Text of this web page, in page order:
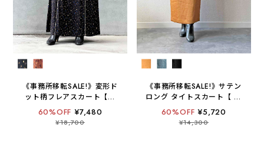
《事務所移転SALE!》変形ド
ット柄フレアスカート【手
洗い可 / 日本製 】
60%OFF ¥7,480
¥18,700
《事務所移転SALE!》サテン
ロング タイトスカート【 日
本製 / 手洗い可】
60%OFF ¥5,720
¥14,300